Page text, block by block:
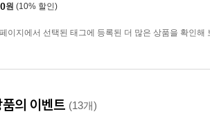
원 (10% 할인)
이지에서 선택된 태그에 등록된 더 많은 상품을 확인해
의 이벤트 (13개)